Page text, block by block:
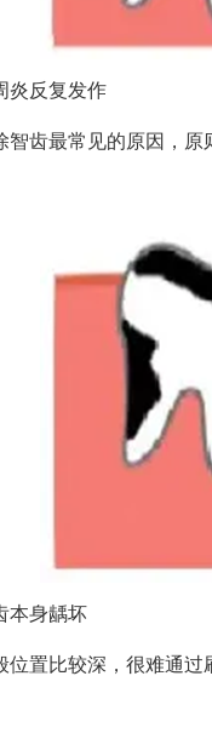
炎反复发作
智齿最常见的原因，原
本身龋坏
位置比较深，很难通过